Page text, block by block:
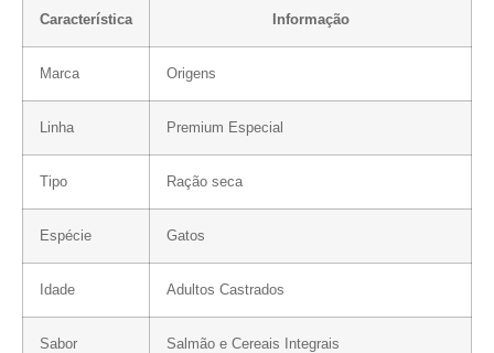
Característica Informação
Marca Origens
Linha Premium Especial
Tipo Ração seca
Espécie Gatos
Idade Adultos Castrados
Sabor Salmão e Cereais Integrais